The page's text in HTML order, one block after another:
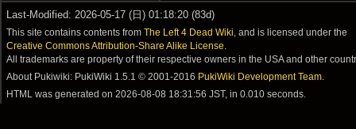
Last-Modified: 2026-05-17 (日) 01:18:20 (83d)
This site contains contents from The Left 4 Dead Wiki , and is licensed under the
Creative Commons Attribution-Share Alike License
All trademarks are property of their respective owners in the USA and other
About Pukiwiki: PukiWiki 1.5.1 © 2001-2016 PukiWiki Development Team
HTML was generated on2026-08-08 18:31:56 JST, in 0.010 seconds.